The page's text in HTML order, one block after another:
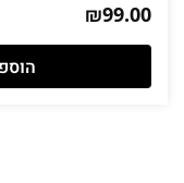
₪99.00